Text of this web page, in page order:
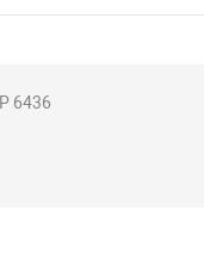
6436